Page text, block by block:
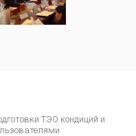
ТЭО кондиций и